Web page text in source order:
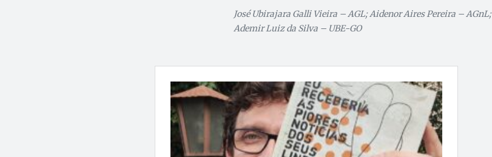
José Ubirajara Galli Vieira – AGL; Aidenor Aires Pereira – AGnL;
Ademir Luiz da Silva – UBE-GO